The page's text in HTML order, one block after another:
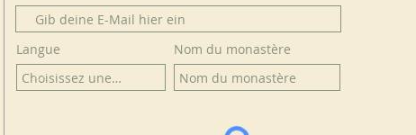
Langue Nom du monastère